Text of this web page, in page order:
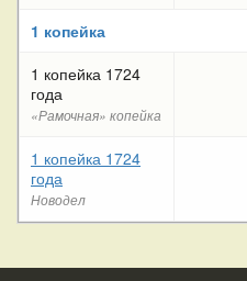
1 копейка
1 копейка 1724
года
«Рамочная» копейка
1 копейка 1724
года
Новодел